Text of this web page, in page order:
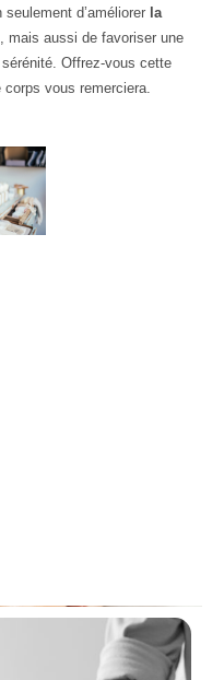
d’améliorer la
, mais aussi de favoriser une
Offrez-vous cette
vous remerciera.